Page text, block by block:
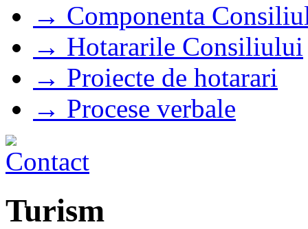
→ Componenta
→ Hotararile Consiliului
→ Proiecte de hotarari
→ Procese verbale
Turism